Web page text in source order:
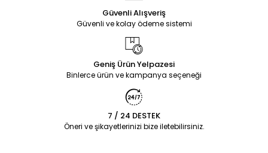
Güvenli Alışveriş
Güvenli ve kolay ödeme sistemi
Geniş Ürün Yelpazesi
Binlerce ürün ve kampanya seçeneği
7 / 24 DESTEK
Öneri ve şikayetlerinizi bize iletebilirsiniz.